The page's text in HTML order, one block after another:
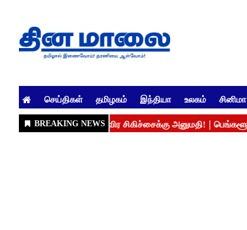
செய்திகள் தமிழகம் இந்தியா உலகம் சினிமா